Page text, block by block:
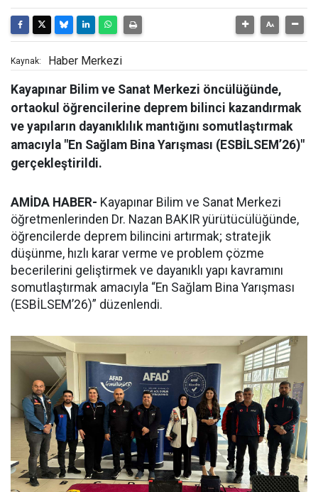
Kaynak: Haber Merkezi
Kayapınar Bilim ve Sanat Merkezi öncülüğünde,
ortaokul öğrencilerine deprem bilinci kazandırmak
ve yapıların dayanıklılık mantığını somutlaştırmak
amacıyla "En Sağlam Bina Yarışması (ESBİLSEM’26)"
gerçekleştirildi.
AMİDA HABER- Kayapınar Bilim ve Sanat Merkezi
öğretmenlerinden Dr. Nazan BAKIR yürütücülüğünde,
öğrencilerde deprem bilincini artırmak; stratejik
düşünme, hızlı karar verme ve problem çözme
becerilerini geliştirmek ve dayanıklı yapı kavramını
somutlaştırmak amacıyla “En Sağlam Bina Yarışması
(ESBİLSEM’26)” düzenlendi.